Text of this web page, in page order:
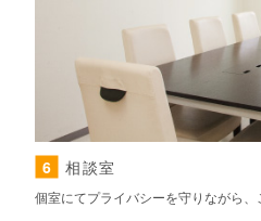
6 相談室
個室にてプライバシーを守りながら、